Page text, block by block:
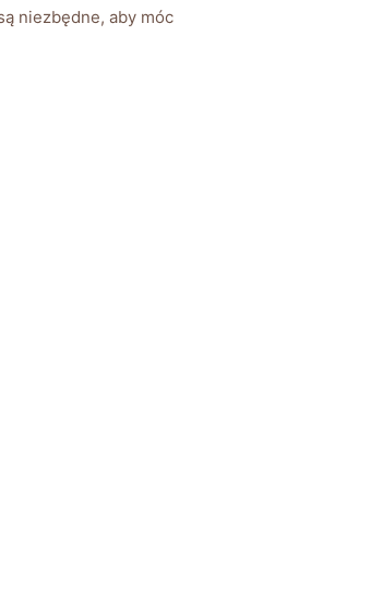
niezbędne, aby móc